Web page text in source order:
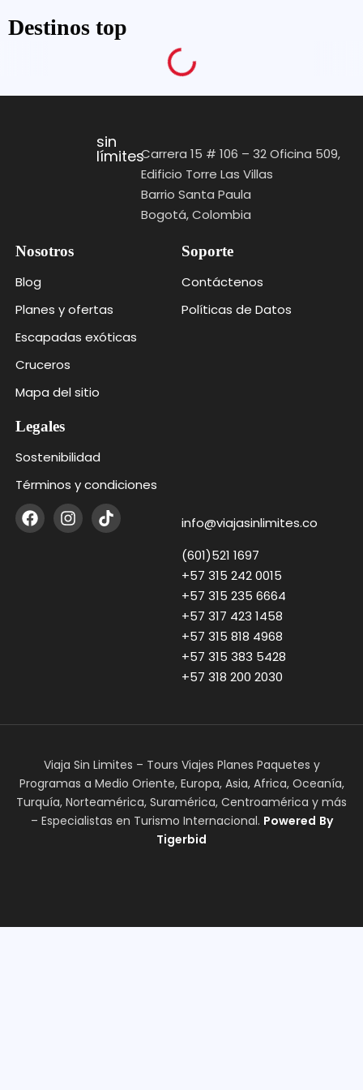
Destinos top
sin
límitesCarrera 15 # 106 – 32 Oficina 509,
Edificio Torre Las Villas
Barrio Santa Paula
Bogotá, Colombia
Nosotros
Blog
Planes y ofertas
Escapadas exóticas
Cruceros
Mapa del sitio
Soporte
Contáctenos
Políticas de Datos
Legales
Sostenibilidad
Términos y condiciones
info@viajasinlimites.co
(601)521 1697
+57 315 242 0015
+57 315 235 6664
+57 317 423 1458
+57 315 818 4968
+57 315 383 5428
+57 318 200 2030
Viaja Sin Limites – Tours Viajes Planes Paquetes y
Programas a Medio Oriente, Europa, Asia, Africa, Oceanía,
Turquía, Norteamérica, Suramérica, Centroamérica y más
– Especialistas en Turismo Internacional. Powered By
Tigerbid